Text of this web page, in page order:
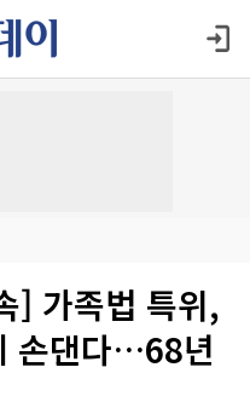
] 가족법 특위,
손댄다…68년